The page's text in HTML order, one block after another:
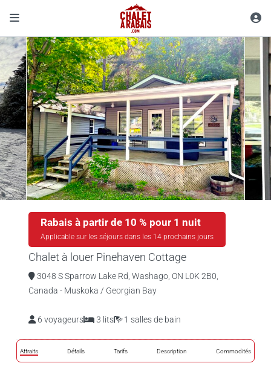
Rabais à partir de 10 % pour 1 nuit
Applicable sur les séjours dans les 14 prochains jours
Chalet à louer Pinehaven Cottage
3048 S Sparrow Lake Rd, Washago, ON L0K 2B0,
Canada - Muskoka / Georgian Bay
6 voyageurs 3 lits 1 salles de bain
Attraits Détails Tarifs Description Commodités